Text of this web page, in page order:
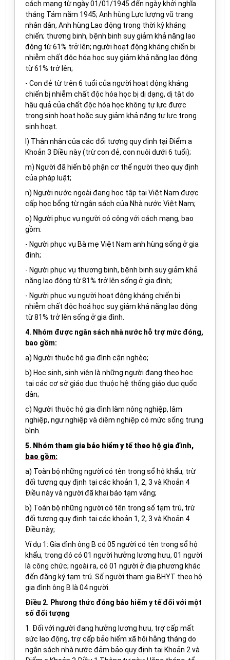
cách mạng từ ngày 01/01/1945 đến ngày khởi nghĩa
tháng Tám năm 1945; Anh hùng Lực lượng vũ trang
nhân dân, Anh hùng Lao động trong thời kỳ kháng
chiến; thương binh, bệnh binh suy giảm khả năng lao
động từ 61% trở lên; người hoạt động kháng chiến bị
nhiễm chất độc hóa học suy giảm khả năng lao động
từ 61% trở lên;
- Con đẻ từ trên 6 tuổi của người hoạt động kháng
chiến bị nhiễm chất độc hóa học bị dị dạng, dị tật do
hậu quả của chất độc hóa học không tự lực được
trong sinh hoạt hoặc suy giảm khả năng tự lực trong
sinh hoạt.
l) Thân nhân của các đối tượng quy định tại Điểm a
Khoản 3 Điều này (trừcon đẻ, con nuôi dưới 6 tuổi);
m) Người đã hiến bộ phận cơ thể người theo quy định
của pháp luật;
n) Người nước ngoài đang học tập tại Việt Nam được
cấp học bổng từ ngân sách của Nhà nước Việt Nam;
o) Người phục vụ người có công với cách mạng, bao
gồm:
- Người phục vụ Bà mẹ Việt Nam anh hùng sống ở gia
đình;
- Người phục vụ thương binh, bệnh binh suy giảm khả
năng lao động từ 81% trở lên sống ở gia đình;
- Người phục vụ người hoạt động kháng chiến bị
nhiễm chất độc hoá học suy giảm khả năng lao động
từ 81% trở lên sống ở gia đình.
4. Nhóm được ngân sách nhà nước hỗ trợ mức đóng,
bao gồm:
a) Người thuộc hộ gia đình cận nghèo;
b) Học sinh, sinh viên là những người đang theo học
tại các cơ sở giáo dục thuộc hệ thống giáo dục quốc
dân;
c) Người thuộc hộ gia đình làm nông nghiệp, lâm
nghiệp, ngư nghiệp và diêm nghiệp có mức sống trung
bình.
5. Nhóm tham gia bảo hiểm y tế theo hộ gia đình,
bao gồm:
a) Toàn bộ những người có tên trong sổ hộ khẩu, trừ
đối tượng quy định tại các khoản 1, 2, 3 và Khoản 4
Điều nàyvà người đã khai báo tạm vắng;
b) Toàn bộ những người có tên trong sổ tạm trú, trừ
đối tượng quy định tại các khoản 1, 2, 3 và Khoản 4
Điều này;
Ví dụ 1: Gia đình ông B có 05 người có tên trong sổ hộ
khẩu, trong đó có 01 người hưởng lương hưu, 01 người
là công chức; ngoài ra, có 01 người ở địa phương khác
đến đăng ký tạm trú. Số người tham gia BHYT theo hộ
gia đình ông B là 04người
Điều 2. Phương thức đóng bảo hiểm y tế đối với một
số đối tượng
1. Đối với người đang hưởng lương hưu, trợ cấp mất
sức lao động, trợ cấp bảo hiểm xã hội hằng tháng do
ngân sách nhà nước đảm bảo quy định tại Khoản 2 và